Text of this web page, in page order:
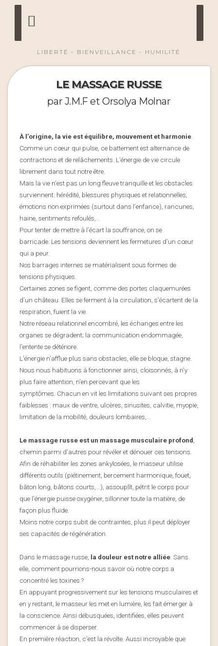
LIBERTÉ - BIENVEILLANCE - HUMILITÉ
LE MASSAGE RUSSE
par J.M.F et Orsolya Molnar
À l’origine, la vie est équilibre, mouvement et harmonie
Comme un cœur qui pulse, ce battement est alternance de
contractions et de relâchements. L’énergie de vie circule
librement dans tout notre être.
Mais la vie n’est pas un long fleuve tranquille et les obstacles
surviennent: hérédité, blessures physiques et relationnelles,
émotions non exprimées (surtout dans l’enfance), rancunes,
haine, sentiments refoulés,…
Pour tenter de mettre à l’écart la souffrance, on se
barricade. Les tensions deviennent les fermetures d’un cœur
qui a peur.
Nos barrages internes se matérialisent sous formes de
tensions physiques.
Certaines zones se figent, comme des portes claquemurées
d’un château. Elles se ferment à la circulation, s’écartent de la
respiration, fuient la vie.
Notre réseau relationnel encombré, les échanges entre les
organes se dégradent; la communication endommagée,
l’entente se détériore.
L’énergie n’afflue plus sans obstacles, elle se bloque, stagne.
Nous nous habituons à fonctionner ainsi, cloisonnés, à n’y
plus faire attention, n’en percevant que les
symptômes. Chacun en vit les limitations suivant ses propres
faiblesses : maux de ventre, ulcères, sinusites, calvitie, myopie,
limitation de la mobilité, douleurs lombaires,…
Le massage russe est un massage musculaire profond
chemin parmi d’autres pour révéler et dénouer ces tensions.
Afin de réhabiliter les zones ankylosées, le masseur utilise
différents outils (piétinement, bercement harmonique, fouet,
bâton long, bâtons courts,…), assouplît, pétrit le corps pour
que l’énergie puisse oxygéner, sillonner toute la matière, de
façon plus fluide.
Moins notre corps subit de contraintes, plus il peut déployer
ses capacités de régénération.
Dans le massage russe, la douleur est notre alliée . Sans
elle, comment pourrions-nous savoir où notre corps a
concentré les toxines ?
En appuyant progressivement sur les tensions musculaires et
en y restant, le masseur les met en lumière, les fait émerger à
la conscience. Ainsi débusquées, identifiées, elles peuvent
commencer à se disperser.
En première réaction, c’est la révolte. Aussi incroyable que